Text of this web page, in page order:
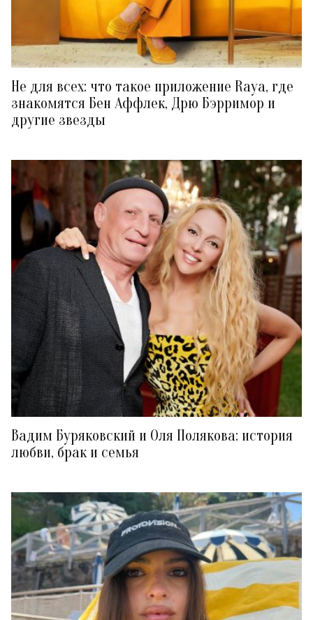
Не для всех: что такое приложение Raya, где
знакомятся Бен Аффлек, Дрю Бэрримор и
другие звезды
Вадим Буряковский и Оля Полякова: история
любви, брак и семья